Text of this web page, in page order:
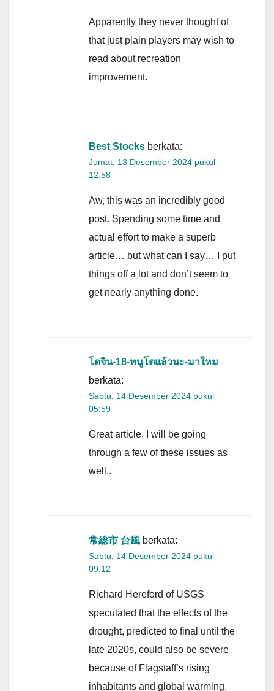
Apparently they never thought of
that just plain players may wish to
read about recreation
improvement.
Best Stocks berkata:
Jumat, 13 Desember 2024 pukul
12:58
Aw, this was an incredibly good
post. Spending some time and
actual effort to make a superb
article… but what can I say… I put
things off a lot and don’t seem to
get nearly anything done.
โดจิน-18-หนูโตแล้วนะ-มาใหม
berkata:
Sabtu, 14 Desember 2024 pukul
05:59
Great article. I will be going
through a few of these issues as
well..
常総市 台風 berkata:
Sabtu, 14 Desember 2024 pukul
09:12
Richard Hereford of USGS
speculated that the effects of the
drought, predicted to final until the
late 2020s, could also be severe
because of Flagstaff’s rising
inhabitants and global warming.